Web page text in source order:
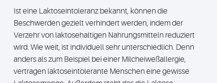
Ist eine Laktoseintoleranz bekannt, können die
Beschwerden gezielt verhindert werden, indem der
Verzehr von laktosehaltigen Nahrungsmitteln reduziert
wird. Wie weit, ist individuell sehr unterschiedlich. Denn
anders als zum Beispiel bei einer Milcheiweßallergie,
vertragen laktoseintolerante Menschen eine gewisse